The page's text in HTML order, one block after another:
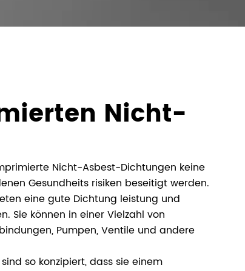
Nicht-
Nicht-Asbest-Dichtungen keine
Gesundheits risiken beseitigt werden.
eine gute Dichtung leistung und
Sie können in einer Vielzahl von
Pumpen, Ventile und andere
so konzipiert, dass sie einem